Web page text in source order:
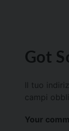
Got
Il tuo
campi
Your